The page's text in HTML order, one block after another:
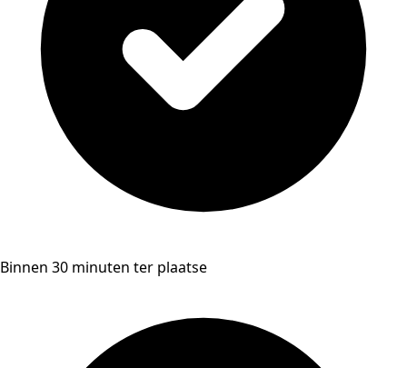
Binnen 30 minuten ter plaatse